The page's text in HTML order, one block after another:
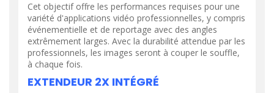
Cet objectif offre les performances requises pour une
variété d'applications vidéo professionnelles, y compris
événementielle et de reportage avec des angles
extrêmement larges. Avec la durabilité attendue par les
professionnels, les images seront à couper le souffle,
à chaque fois.
EXTENDEUR 2X INTÉGRÉ